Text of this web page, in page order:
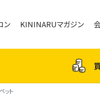
ン KININARUマガジン
ット